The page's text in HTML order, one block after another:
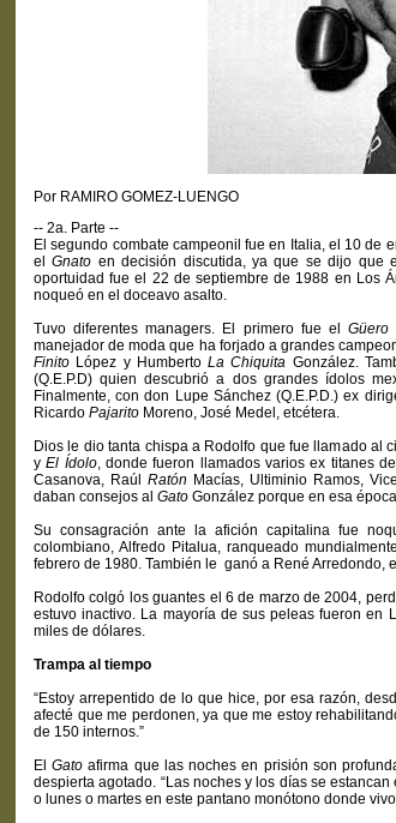
Por RAMIRO GOMEZ-LUENGO
-- 2a. Parte --
El segundo combate campeonil fue en Italia, el 10 de
elGnato en decisión discutida, ya que se dijo que
oportuidad fue el 22 de septiembre de 1988 en Los
noqueó en el doceavo asalto.
Tuvo diferentes managers. El primero fue el Güero
manejador de moda que ha forjado a grandes
Finito López y HumbertoLa Chiquita González.
(Q.E.P.D) quien descubrió a dos grandes ídolos
Finalmente, con don Lupe Sánchez (Q.E.P.D.) ex
Ricardo Pajarito Moreno, José Medel, etcétera.
Dios le dio tanta chispa a Rodolfo que fue llamado al
yEl Ídolo, donde fueron llamados varios ex titanes
Casanova, Raúl Ratón Macías, Ultiminio Ramos,
daban consejos al Gato González porque en esa
Su consagración ante la afición capitalina fue
colombiano, Alfredo Pitalua, ranqueado
febrero de 1980. También le ganó a René Arredondo,
Rodolfo colgó los guantes el 6 de marzo de 2004,
estuvo inactivo. La mayoría de sus peleas fueron en
miles de dólares.
Trampa al tiempo
“Estoy arrepentido de lo que hice, por esa razón,
afecté que me perdonen, ya que me estoy
de 150 internos.”
ElGato afirma que las noches en prisión son
despierta agotado. “Las noches y los días se
o lunes o martes en este pantano monótono donde